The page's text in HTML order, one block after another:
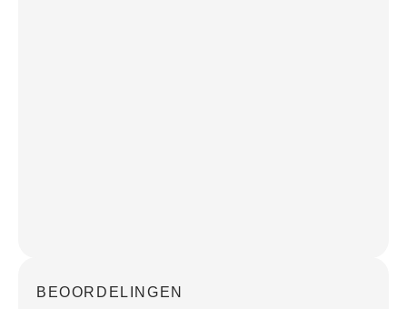
BEOORDELINGEN